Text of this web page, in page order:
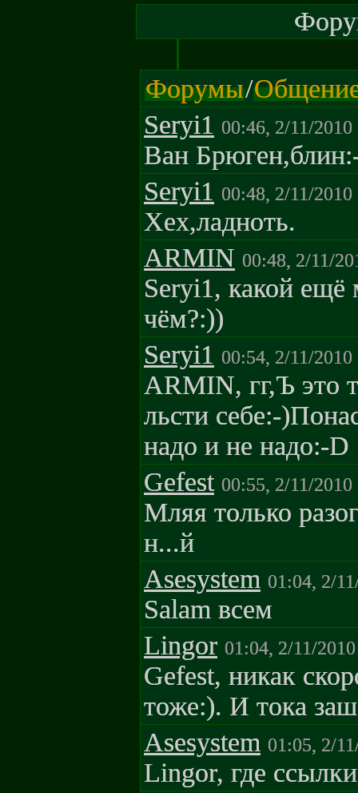
Форумы/
Seryi1 00:46, 2/11/2010
Ван
Seryi1 00:48, 2/11/2010
Хех,ладноть.
ARMIN 00:48, 2/11/
Seryi1, какой ещё
чём?:))
Seryi1 00:54, 2/11/2010
ARMIN, гг,Ъ это
льсти себе:-
надо и не надо:-D
Gefest 00:55, 2/11/2010
Мляя только
н...й
Asesystem 01:04, 2/
Salam всем
Lingor 01:04, 2/11/2010
Gefest, никак
тоже:). И тока
Asesystem 01:05, 2/
Lingor, где